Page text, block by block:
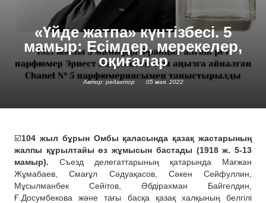
«Үйде жатпа» күнтізбесі. 5
мамыр: Есімдер, мерекелер,
оқиғалар
Автор: редактор 05 мая, 2022
☑️104 жыл бұрын Омбы қаласында қазақ жастарының
жалпы құрылтайы өз жұмысын бастады (1918 ж. 5-13
мамыр). Съезд делегаттарының қатарында Мағжан
Жұмабаев, Смағұл Сәдуақасов, Сәкен Сейфуллин,
Мұсылманбек Сейітов, Әбдірахман Байгелдин,
Ғ.Досумбекова және тағы басқа қазақ халқының белгілі